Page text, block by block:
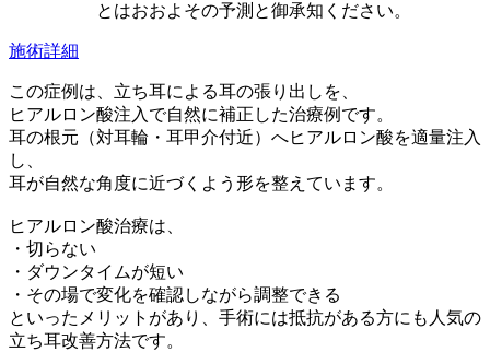
とはおおよその予測と御承知ください。
施術詳細
この症例は、立ち耳による耳の張り出しを、
ヒアルロン酸注入で自然に補正した治療例です。
耳の根元（対耳輪・耳甲介付近）へヒアルロン酸を適量注入
し、
耳が自然な角度に近づくよう形を整えています。
ヒアルロン酸治療は、
・切らない
・ダウンタイムが短い
・その場で変化を確認しながら調整できる
といったメリットがあり、手術には抵抗がある方にも人気の
立ち耳改善方法です。